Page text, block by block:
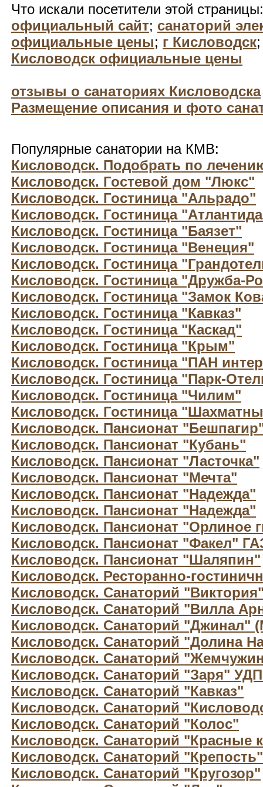
Что искали посетители этой
официальный сайт; санаторий
официальные цены; г Кисловодск
Кисловодск официальные цены
отзывы о санаториях Кисловодска
Размещение описания и фото
Популярные санатории на КМВ:
Кисловодск. Подобрать по
Кисловодск. Гостевой дом "Люкс"
Кисловодск. Гостиница "Альрадо"
Кисловодск. Гостиница
Кисловодск. Гостиница "Баязет"
Кисловодск. Гостиница "Венеция"
Кисловодск. Гостиница
Кисловодск. Гостиница "Дружба-
Кисловодск. Гостиница "Замок
Кисловодск. Гостиница "Кавказ"
Кисловодск. Гостиница "Каскад"
Кисловодск. Гостиница "Крым"
Кисловодск. Гостиница "ПАН
Кисловодск. Гостиница "Парк-
Кисловодск. Гостиница "Чилим"
Кисловодск. Гостиница
Кисловодск. Пансионат
Кисловодск. Пансионат "Кубань"
Кисловодск. Пансионат "Ласточка"
Кисловодск. Пансионат "Мечта"
Кисловодск. Пансионат "Надежда"
Кисловодск. Пансионат "Надежда"
Кисловодск. Пансионат "Орлиное
Кисловодск. Пансионат "Факел"
Кисловодск. Пансионат "Шаляпин"
Кисловодск. Ресторанно-
Кисловодск. Санаторий
Кисловодск. Санаторий "Вилла
Кисловодск. Санаторий "Джинал"
Кисловодск. Санаторий "Долина
Кисловодск. Санаторий
Кисловодск. Санаторий "Заря"
Кисловодск. Санаторий "Кавказ"
Кисловодск. Санаторий
Кисловодск. Санаторий "Колос"
Кисловодск. Санаторий "Красные
Кисловодск. Санаторий "Крепость"
Кисловодск. Санаторий "Кругозор"